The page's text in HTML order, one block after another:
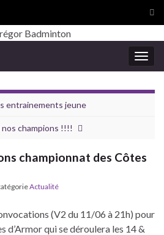
entrainements jeune
nos champions !!!!
championnat des Côtes
Actualité
(V2 du 11/06 à 21h) pour
d’Armor qui se déroulera les 14 &